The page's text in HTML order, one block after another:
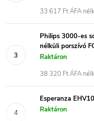
33 617 Ft ÁFA
Philips 3000-es
nélküli porszívó
Raktáron
38 320 Ft ÁFA
Esperanza
Raktáron